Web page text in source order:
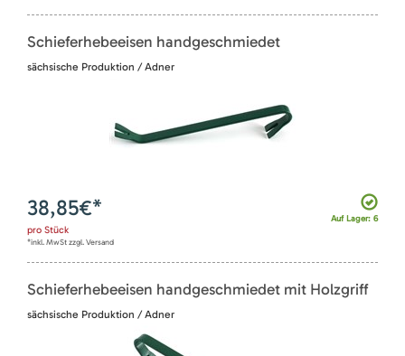
Schieferhebeeisen handgeschmiedet
sächsische Produktion / Adner
Auf Lager: 6
38,85€*
pro Stück
*inkl. MwSt zzgl. Versand
Schieferhebeeisen handgeschmiedet mit Holzgriff
sächsische Produktion / Adner